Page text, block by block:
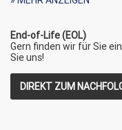
Als Betriebssystem
Embedded Handheld
Scanoptik und zwei
Handheld-Computer
End-of-Life (EOL)
Gern finden wir für Sie
Sie uns!
DIREKT ZUM